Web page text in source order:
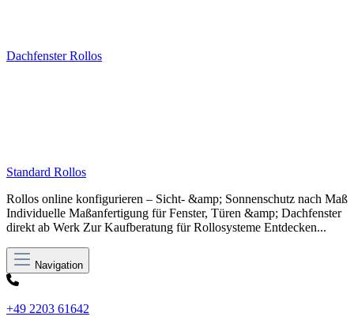
Dachfenster Rollos
Standard Rollos
Rollos online konfigurieren – Sicht- &amp; Sonnenschutz nach Maß
Individuelle Maßanfertigung für Fenster, Türen &amp; Dachfenster
direkt ab Werk Zur Kaufberatung für Rollosysteme Entdecken...
Navigation
+49 2203 61642